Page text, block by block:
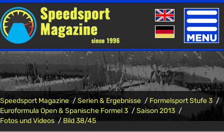
Toggle
Speedsport Magazine Serien & Ergebnisse
Formelsport Stufe 3
Euroformula Open & Spanische Formel 3
Saison 2013
Fotos und Videos
Bild 38/45